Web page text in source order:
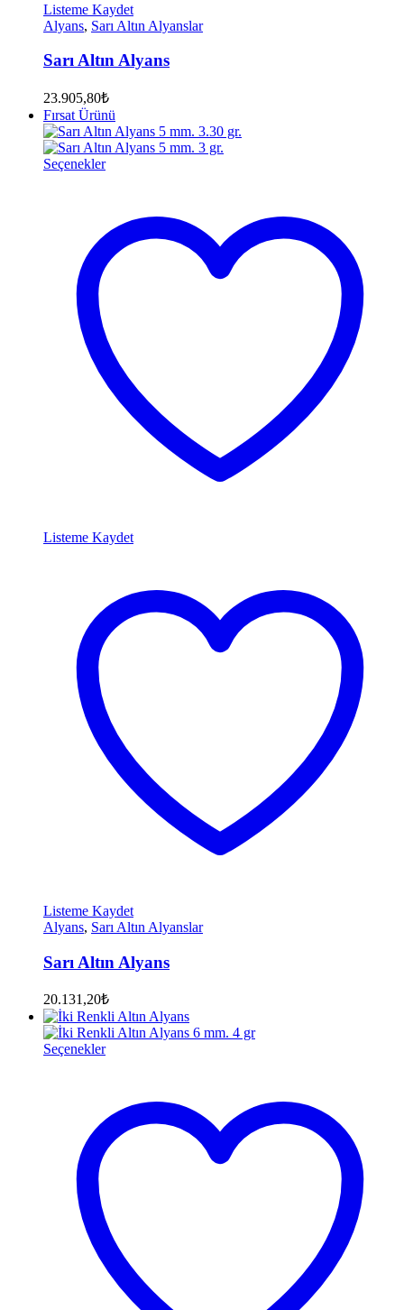
Listeme Kaydet
Alyans, Sarı Altın Alyanslar
Sarı Altın Alyans
23.905,80₺
Fırsat Ürünü
Seçenekler
Listeme Kaydet
Listeme Kaydet
Alyans, Sarı Altın Alyanslar
Sarı Altın Alyans
20.131,20₺
Seçenekler